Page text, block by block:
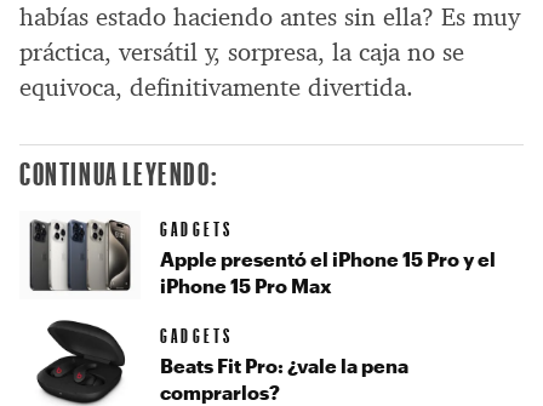
habías estado haciendo antes sin ella? Es muy
práctica, versátil y, sorpresa, la caja no se
equivoca, definitivamente divertida.
CONTINUA LEYENDO:
GADGETS
Apple presentó el iPhone 15 Pro y el
iPhone 15 Pro Max
GADGETS
Beats Fit Pro: ¿vale la pena
comprarlos?